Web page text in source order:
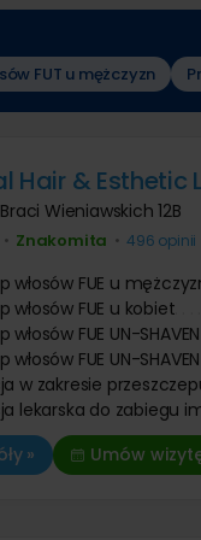
twarzy
ust kwasem
kaszaka
tłuszczaka
brodawki wirusowej /
Leczenie
Masaże
FUT u mężczyzn
Hair & Esthetic
Wieniawskich 12B
• Znakomita • 496 opinii
włosów FUE u
włosów FUE u kobiet
włosów FUE UN-
włosów FUE UN-
w zakresie
lekarska do zabiegu
»
Umów